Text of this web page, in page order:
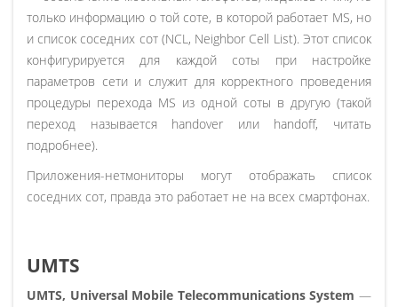
только информацию о той соте, в которой работает MS, но
и список соседних сот (NCL, Neighbor Cell List). Этот список
конфигурируется для каждой соты при настройке
параметров сети и служит для корректного проведения
процедуры перехода MS из одной соты в другую (такой
переход называется handover или handoff, читать
подробнее).
Приложения-нетмониторы могут отображать список
соседних сот, правда это работает не на всех смартфонах.
UMTS
UMTS, Universal Mobile Telecommunications System —